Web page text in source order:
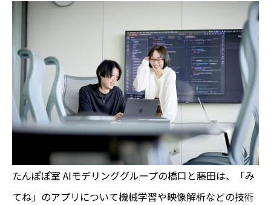
たんぽぽ室 AIモデリンググループの橋口と藤田は、「み
てね」のアプリについて機械学習や映像解析などの技術